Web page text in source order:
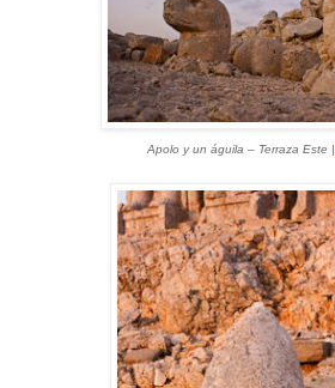
Apolo y un águila – Terraza Este |